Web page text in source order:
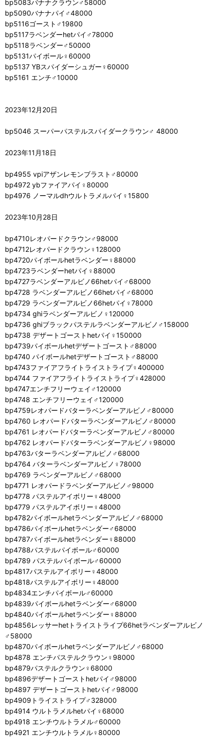
bp5083バナナクラウン♂58000
bp5090バナナパイ♂48000
bp5116ゴースト♂19800
bp5117ラベンダーhetパイ♂78000
bp5118ラベンダー♂50000
bp5131パイボール♀60000
bp5137 YBスパイダーシュガー♀60000
bp5161 エンチ♂10000
2023年12月20日
bp5046 スーパーパステルスパイダークラウン♂ 48000
2023年11月18日
bp4955 vpiアザンレモンブラスト♂80000
bp4972 ybファイアパイ♀80000
bp4976 ノーマルdhウルトラメルパイ♀15800
2023年10月28日
bp4710レオパードクラウン♂98000
bp4712レオパードクラウン♀128000
bp4720パイボールhetラベンダー♀88000
bp4723ラベンダーhetパイ♀88000
bp4727ラベンダーアルビノ66hetパイ♂68000
bp4728 ラベンダーアルビノ66hetパイ♂68000
bp4729 ラベンダーアルビノ66hetパイ♀78000
bp4734 ghiラベンダーアルビノ♀120000
bp4736 ghiブラックパステルラベンダーアルビノ♂158000
bp4738 デザートゴーストhetパイ♀150000
bp4739パイボールhetデザートゴースト♂88000
bp4740 パイボールhetデザートゴースト♂88000
bp4743ファイアフライトライストライプ♀400000
bp4744 ファイアフライトライストライプ♀428000
bp4747エンチフリーウェイ♂120000
bp4748 エンチフリーウェイ♂120000
bp4759レオパードバターラベンダーアルビノ♂80000
bp4760 レオパードバターラベンダーアルビノ♂80000
bp4761 レオパードバターラベンダーアルビノ♂80000
bp4762 レオパードバターラベンダーアルビノ♀98000
bp4763バターラベンダーアルビノ♂68000
bp4764 バターラベンダーアルビノ♀78000
bp4769 ラベンダーアルビノ♂68000
bp4771 レオパードラベンダーアルビノ♂98000
bp4778 パステルアイボリー♀48000
bp4779 パステルアイボリー♀48000
bp4782パイボールhetラベンダーアルビノ♂68000
bp4786パイボールhetラベンダー♂68000
bp4787パイボールhetラベンダー♀88000
bp4788パステルパイボール♂60000
bp4789 パステルパイボール♂60000
bp4817パステルアイボリー♀48000
bp4818パステルアイボリー♀48000
bp4834エンチパイボール♂60000
bp4839パイボールhetラベンダー♂68000
bp4840パイボールhetラベンダー♀88000
bp4856レッサーhetトライストライプ66hetラベンダーアルビノ
♂58000
bp4870パイボールhetラベンダーアルビノ♂68000
bp4878 エンチパステルクラウン♀98000
bp4879パステルクラウン♀68000
bp4896デザートゴーストhetパイ♂98000
bp4897 デザートゴーストhetパイ♂98000
bp4909トライストライプ♂328000
bp4914 ウルトラメルhetパイ♀68000
bp4918 エンチウルトラメル♂60000
bp4921 エンチウルトラメル♀80000